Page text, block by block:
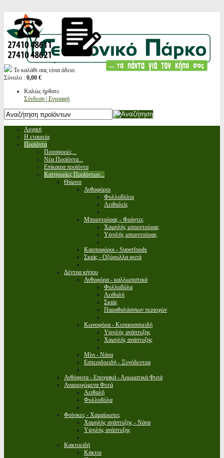
Το καλάθι σας είναι άδειο.
Σύνολο : 0,00 €
Καλώς ήρθατε
Σύνδεση | Εγγραφή
Αρχική
Η εταιρεία
Προϊόντα
Προσφορές...
Νέα Προϊόντα...
Επίκαιρα προϊόντα
Κατηγορίες Προϊόντων...
Θάμνοι
Ανθοφόροι
Φυλλοβόλοι
Αειθαλείς
Μπορντούρας - Φράχτες
Χαμηλής μπορντούρας
Υψηλής μπορντούρας
Καρποφόροι - Superfoods
Σκιάς - Οξύφυλλα φυτά
Δέντρα κήπου
Ανθοφόρα - καλλωπιστικά
Φυλλοβόλα
Αειθαλή
Σκιάς
Παραθαλάσσιων περιοχών
Κωνοφόρα - Κυπαρισσοειδή
Υψηλής ανάπτυξης
Χαμηλής ανάπτυξης
Μίνι - Νάνα
Εσπεριδοειδή - Ξυνόδεντρα
Ανθόφυτα - Εποχιακά - Αρωματικά Φυτά
Αναρριχώμενα Φυτά
Αειθαλή
Φυλλοβόλα
Φοίνικες - Χαμαίρωπες
Χαμηλής ανάπτυξης - Νάνα
Υψηλής ανάπτυξης
Κακτοειδή
Κάκτοι